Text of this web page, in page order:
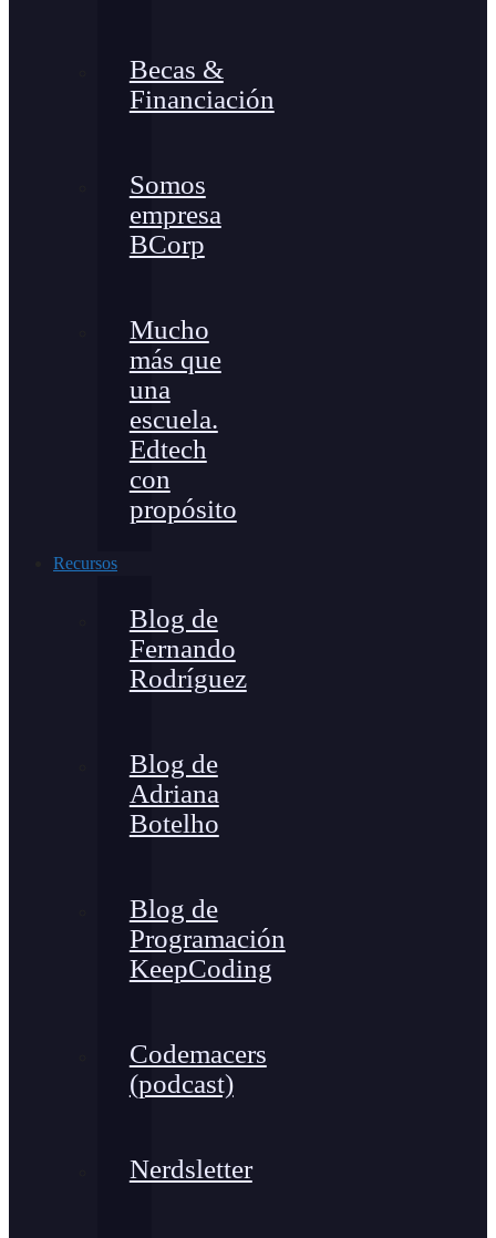
Becas &
Financiación
Somos
empresa
BCorp
Mucho
más que
una
escuela.
Edtech
con
propósito
Recursos
Blog de
Fernando
Rodríguez
Blog de
Adriana
Botelho
Blog de
Programación
KeepCoding
Codemacers
(podcast)
Nerdsletter